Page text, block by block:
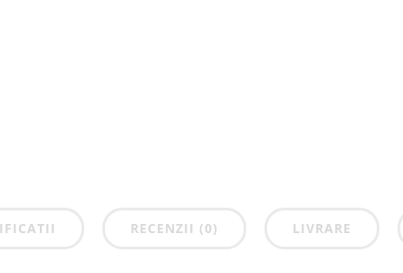
RECENZII (0) LIVRARE